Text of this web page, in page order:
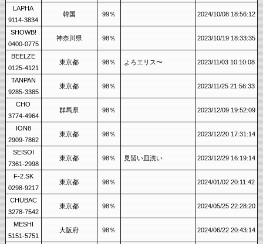
LAPHA
9114-3834
韓国 99％ 2024/10/08 18:56:12
SHOWB!
0400-0775
神奈川県 98％ 2023/10/19 18:33:35
BEELZE
0125-4121
東京都 98％ よろエリス〜 2023/11/03 10:10:08
TANPAN
9285-3385
東京都 98％ 2023/11/25 21:56:33
CHO
3774-4964
群馬県 98％ 2023/12/09 19:52:09
ION8
2909-7862
東京都 98％ 2023/12/20 17:31:14
SEISOI
7361-2998
東京都 98％ 見習い皿洗い 2023/12/29 16:19:14
F-2.SK
0298-9217
東京都 98％ 2024/01/02 20:11:42
CHUBAC
3278-7542
東京都 98％ 2024/05/25 22:28:20
MESHI
5151-5751
大阪府 98％ 2024/06/22 20:43:14